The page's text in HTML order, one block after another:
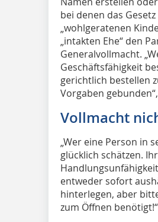
bei denen das
„wohlgeratenen
„intakten Ehe“ den
Generalvollmacht.
Geschäftsfähigkeit
gerichtlich bestellen
Vorgaben
Vollmacht
„Wer eine Person in
glücklich schätzen.
entweder sofort
hinterlegen, aber
zum Öffnen benötigt!“